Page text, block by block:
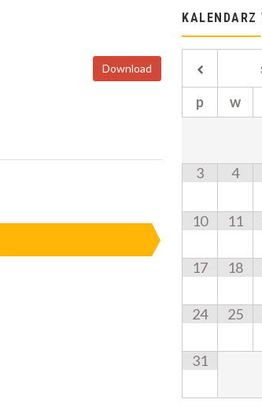
Download
KALENDARZ
p w
3 4
10 11
17 18
24 25
31